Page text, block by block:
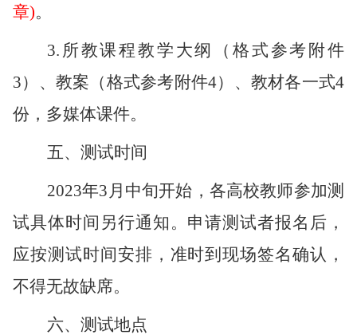
章)。
3.所教课程教学大纲（格式参考附件
3）、教案（格式参考附件4）、教材各一式4
份，多媒体课件。
五、测试时间
2023年3月中旬开始，各高校教师参加测
试具体时间另行通知。申请测试者报名后，
应按测试时间安排，准时到现场签名确认，
不得无故缺席。
六、测试地点